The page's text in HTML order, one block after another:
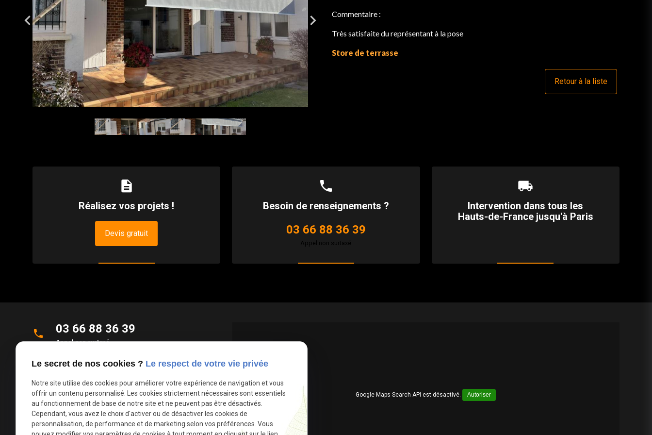
Commentaire :
Très satisfaite du représentant à la pose
Store de terrasse
Retour à la liste
description
Réalisez vos projets !
Devis gratuit
phone
Besoin de renseignements ?
03 66 88 36 39
Appel non surtaxé
local_shipping
Intervention dans tous les
Hauts-de-France jusqu'à Paris
phone 03 66 88 36 39
Appel non surtaxé
place
Allée des Roseaux
59270 Bailleul
mail contact@deco-stores.com
Google Maps Search API est désactivé. Autoriser
Le secret de nos cookies ? Le respect de votre vie privée
Notre site utilise des cookies pour améliorer votre expérience de navigation et vous
offrir un contenu personnalisé. Les cookies strictement nécessaires sont essentiels
au fonctionnement de base de notre site et ne peuvent pas être désactivés.
Cependant, vous avez le choix d'activer ou de désactiver les cookies de
personnalisation, de performance et de marketing selon vos préférences. Vous